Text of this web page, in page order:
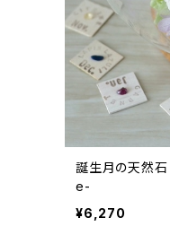
誕生月の天然
e-
¥6,270